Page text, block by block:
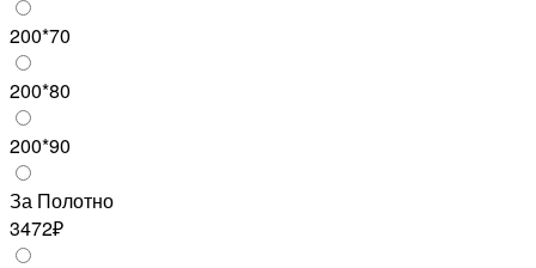
200*70
200*80
200*90
За Полотно
3472₽